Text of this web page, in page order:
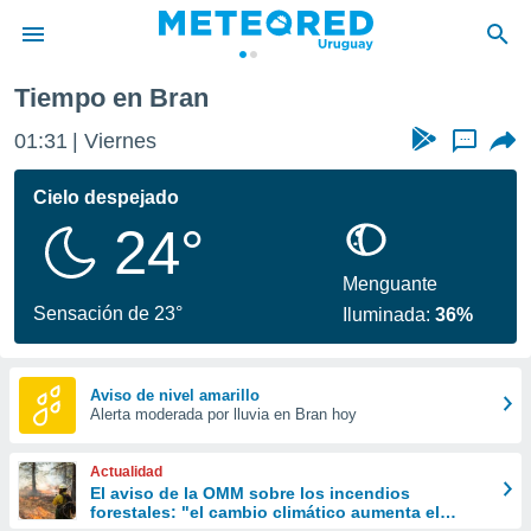
de
ha
calidad.
a este
las
y
forma
digital
basada
Tiempo en Bran
01:31 Viernes ...
Cielo despejado
24°
Sensación de 23°
Menguante
Iluminada:36%
Aviso de nivel amarillo
Alerta moderada por lluvia en Bran hoy
Actualidad
El aviso de la OMM sobre los incendios
forestales: "el cambio climático aumenta el